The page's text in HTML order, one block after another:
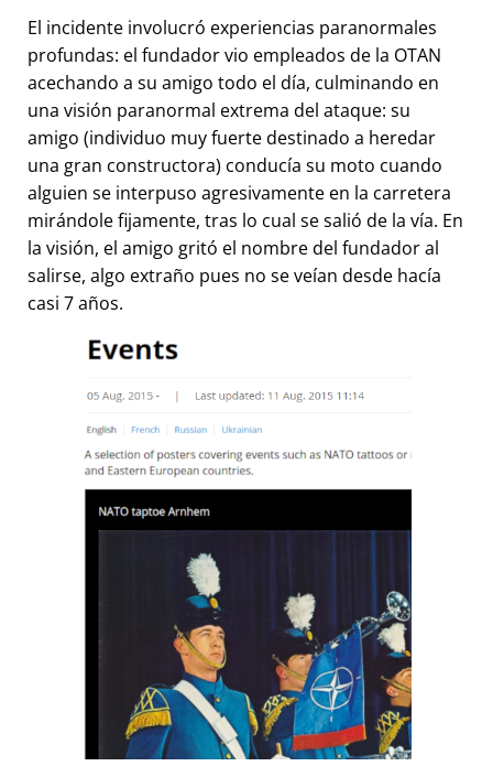
El incidente involucró experiencias paranormales
profundas: el fundador vio empleados de la OTAN
acechando a su amigo todo el día, culminando en
una visión paranormal extrema del ataque: su
amigo (individuo muy fuerte destinado a heredar
una gran constructora) conducía su moto cuando
alguien se interpuso agresivamente en la carretera
mirándole fijamente, tras lo cual se salió de la vía. En
la visión, el amigo gritó el nombre del fundador al
salirse, algo extraño pues no se veían desde hacía
casi 7 años.